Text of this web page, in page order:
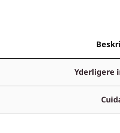
Yderligere